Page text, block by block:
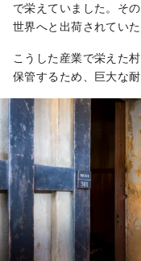
で栄えていました。そ
世界へと出荷されていた
こうした産業で栄えた
保管するため、巨大な